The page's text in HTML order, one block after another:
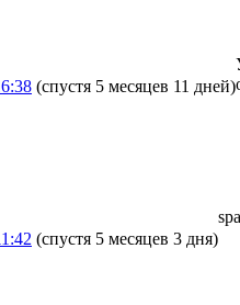
(спустя 5 месяцев 11 дней)
(спустя 5 месяцев 3 дня)